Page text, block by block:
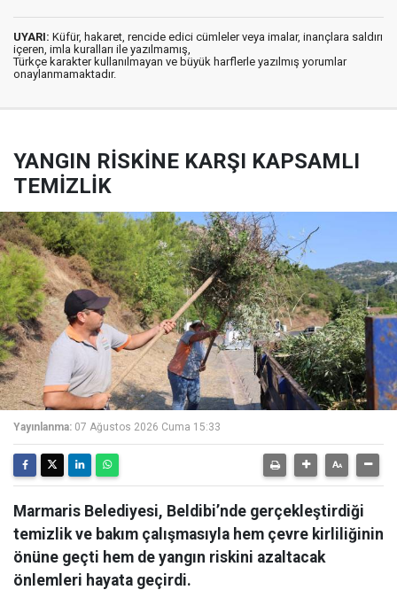
UYARI: Küfür, hakaret, rencide edici cümleler veya imalar, inançlara saldırı
içeren, imla kuralları ile yazılmamış,
Türkçe karakter kullanılmayan ve büyük harflerle yazılmış yorumlar
onaylanmamaktadır.
YANGIN RİSKİNE KARŞI KAPSAMLI
TEMİZLİK
Yayınlanma: 07 Ağustos 2026 Cuma 15:33
Marmaris Belediyesi, Beldibi’nde gerçekleştirdiği
temizlik ve bakım çalışmasıyla hem çevre kirliliğinin
önüne geçti hem de yangın riskini azaltacak
önlemleri hayata geçirdi.